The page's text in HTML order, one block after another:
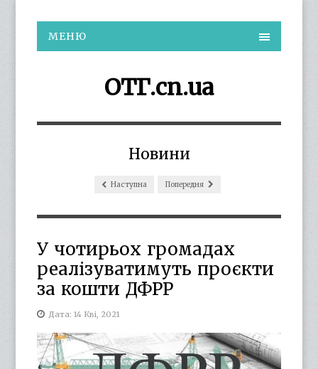
МЕНЮ
ОТГ.cn.ua
Новини
Наступна Попередня
У чотирьох громадах
реалізуватимуть проєкти
за кошти ДФРР
Дата: 14 Кві, 2021